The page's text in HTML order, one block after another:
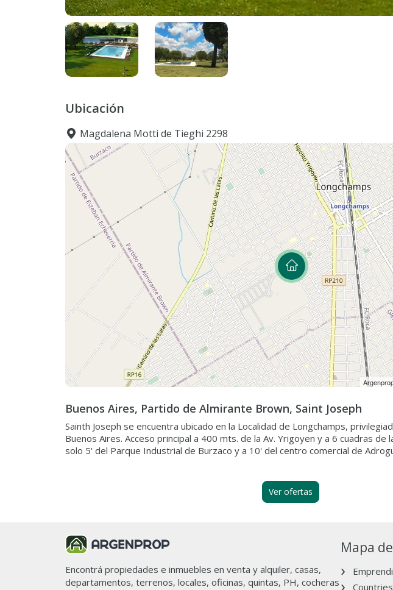
Ubicación
Magdalena Motti de Tieghi 2298
Buenos Aires, Partido de Almirante Brown, Saint Joseph
Sainth Joseph se encuentra ubicado en la Localidad de Longchamps,
Buenos Aires. Acceso principal a 400 mts. de la Av. Yrigoyen y a 6 cuadras de
solo 5' del Parque Industrial de Burzaco y a 10' del centro comercial de
Ver ofertas
Filtros de Propiedad
¿Qué tipo de operación querés
realizar?
Encontrá propiedades e inmuebles en venta y alquiler, casas,
departamentos, terrenos, locales, oficinas, quintas, PH, cocheras
Mapa